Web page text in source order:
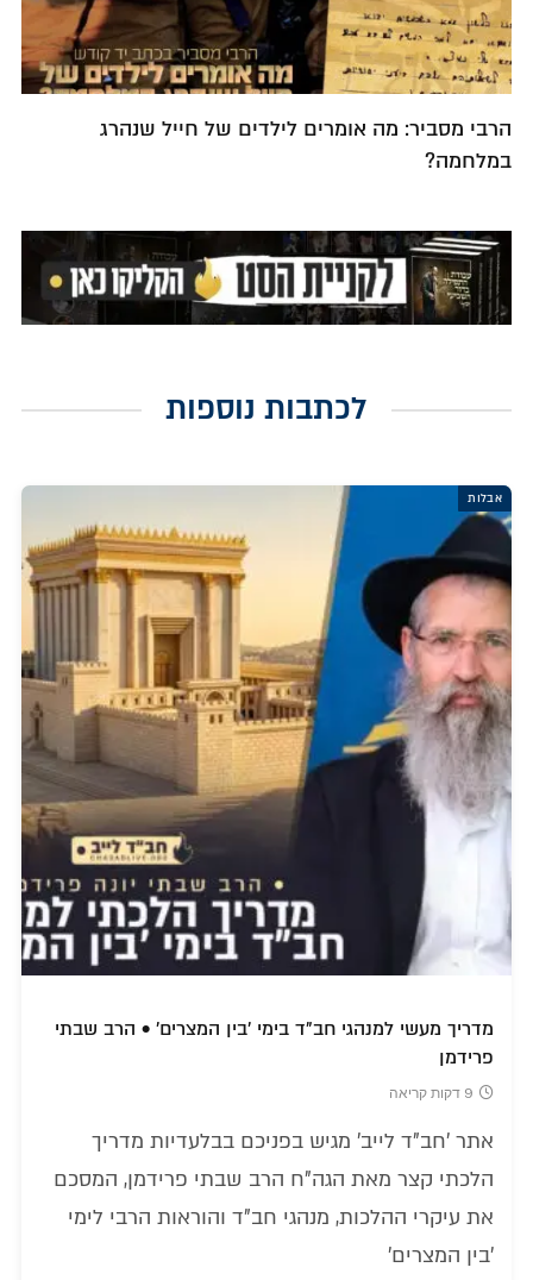
הרבי מסביר: מה אומרים לילדים של חייל שנהרג
במלחמה?
לכתבות נוספות
אבלות
מדריך מעשי למנהגי חב"ד בימי 'בין המצרים' • הרב שבתי
פרידמן
9 דקות קריאה
אתר 'חב"ד לייב' מגיש בפניכם בבלעדיות מדריך
הלכתי קצר מאת הגה"ח הרב שבתי פרידמן, המסכם
את עיקרי ההלכות, מנהגי חב"ד והוראות הרבי לימי
'בין המצרים'